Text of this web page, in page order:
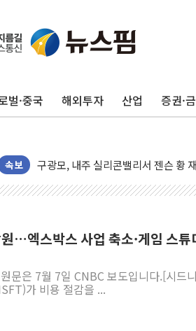
벌·중국 해외투자 산업 증권·
속보
유럽증시, 견조한 실적 소화하며 대
리투아니아 국방 "러, 우크라 드론
뉴욕증시 개장 전 특징주...모더나·
김정관 장관 "영업이익 N% 성과급
금값 7주 만에 최고…美 고용 둔화·
[인도증시] 중동 긴장 완화에 실적
러, 1인칭시점 드론으로 우크라 민
…엑스박스 사업 축소·게임 스튜
문은 7월 7일 CNBC 보도입니다.[시드
가 비용 절감을 ...